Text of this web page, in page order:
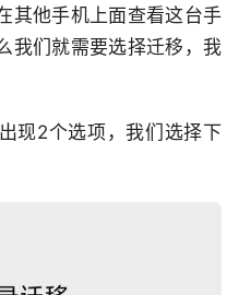
其他手机上面查看这台手
我们就需要选择迁移，我
现2个选项，我们选择下